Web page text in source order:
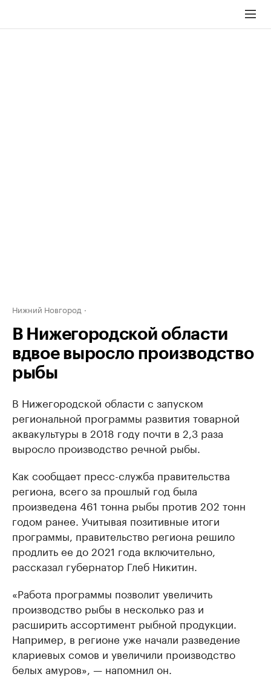
Нижний Новгород
В Нижегородской области
вдвое выросло производство
рыбы
В Нижегородской области с запуском
региональной программы развития товарной
аквакультуры в 2018 году почти в 2,3 раза
выросло производство речной рыбы.
Как сообщает пресс-служба правительства
региона, всего за прошлый год была
произведена 461 тонна рыбы против 202 тонн
годом ранее. Учитывая позитивные итоги
программы, правительство региона решило
продлить ее до 2021 года включительно,
рассказал губернатор Глеб Никитин.
«Работа программы позволит увеличить
производство рыбы в несколько раз и
расширить ассортимент рыбной продукции.
Например, в регионе уже начали разведение
клариевых сомов и увеличили производство
белых амуров», — напомнил он.